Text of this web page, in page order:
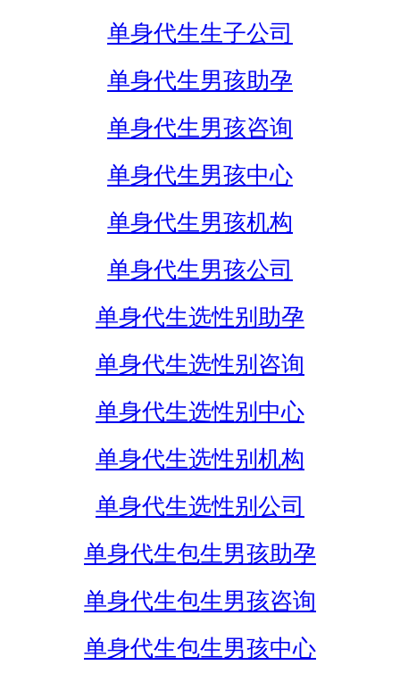
单身代生生子公司
单身代生男孩助孕
单身代生男孩咨询
单身代生男孩中心
单身代生男孩机构
单身代生男孩公司
单身代生选性别助孕
单身代生选性别咨询
单身代生选性别中心
单身代生选性别机构
单身代生选性别公司
单身代生包生男孩助孕
单身代生包生男孩咨询
单身代生包生男孩中心